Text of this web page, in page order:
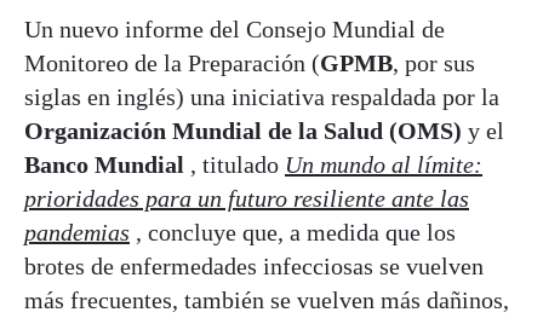
Un nuevo informe del Consejo Mundial de
Monitoreo de la Preparación (GPMB, por sus
siglas en inglés) una iniciativa respaldada por la
Organización Mundial de la Salud (OMS) y el
Banco Mundial , titulado Un mundo al límite:
prioridades para un futuro resiliente ante las
pandemias , concluye que, a medida que los
brotes de enfermedades infecciosas se vuelven
más frecuentes, también se vuelven más dañinos,